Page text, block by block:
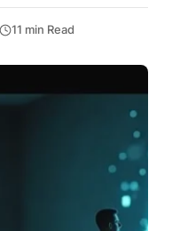
11 min Read